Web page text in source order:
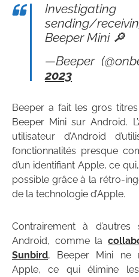
sending/
Beeper Mini 🔎
—Beeper
2023
Beeper a fait les gros
Beeper Mini sur Android.
utilisateur d’Android
fonctionnalités presque
d’un identifiant Apple, ce
possible grâce à la rétro-
de la technologie d’Apple.
Contrairement à
Android, comme la
Sunbird, Beeper Mini ne
Apple, ce qui élimine